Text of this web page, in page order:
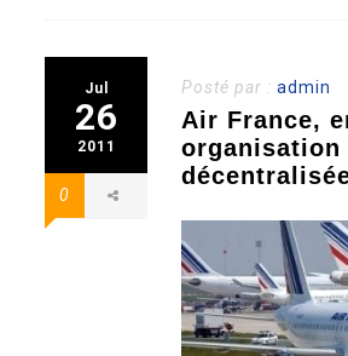
Jul
26
2011
0
Posté par :admin
Air France,
organisation